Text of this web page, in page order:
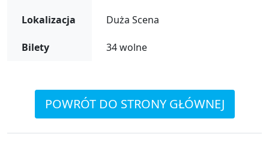
Lokalizacja Duża Scena
Bilety 34 wolne
POWRÓT DO STRONY GŁÓWNEJ